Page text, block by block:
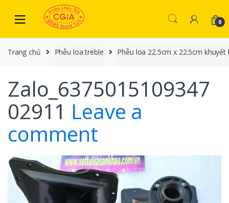
Skip to navigation
0
Trang chủ Phễu loa treble Phễu loa 22.5cm x 22.5cm
Zalo_6375015109347
02911 Leave a
comment